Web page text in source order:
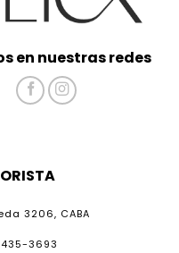
en nuestras redes
3206, CABA
3693